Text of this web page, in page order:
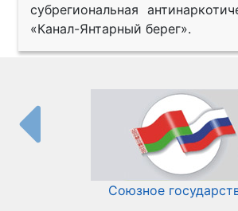
субрегиональная
«Канал-Янтарный берег».
Союзное